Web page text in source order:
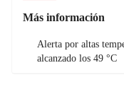
Más información
Alerta por altas
alcanzado los 49 °C